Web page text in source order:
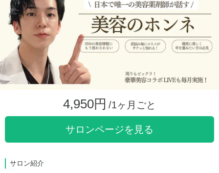
4,950円 /1ヶ月ごと
サロンページを見る
サロン紹介